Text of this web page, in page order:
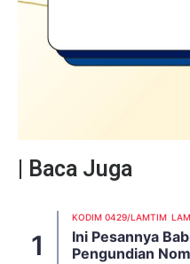
| Baca Juga
KODIM 0429/LAMTIM
Ini Pesannya
Pengundian